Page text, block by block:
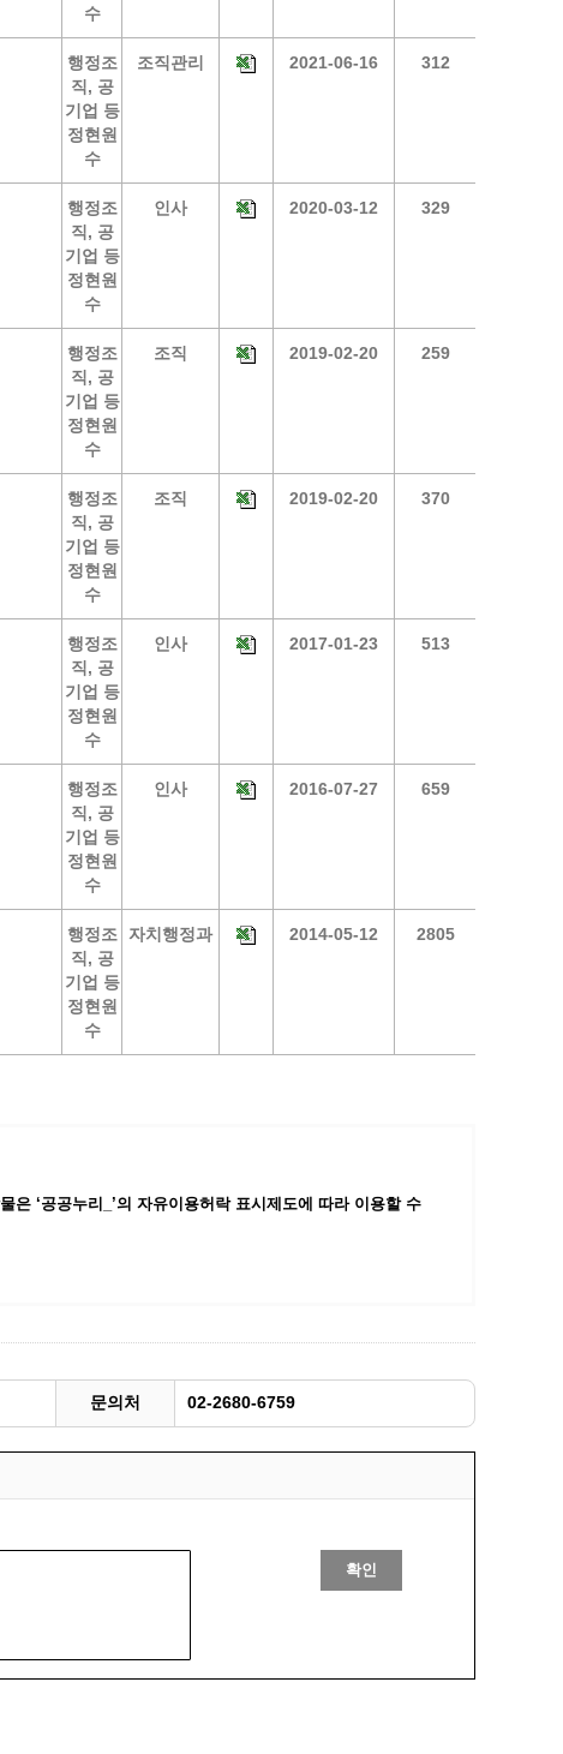
광명동굴딸기 스마트팜 체험프로그램
주말농장신청
수
행정조
직, 공
기업 등
정현원
수
조직관리 2021-06-16 312
행정조
직, 공
기업 등
정현원
수
인사 2020-03-12 329
행정조
직, 공
기업 등
정현원
수
조직 2019-02-20 259
행정조
직, 공
기업 등
정현원
수
조직 2019-02-20 370
행정조
직, 공
기업 등
정현원
수
인사 2017-01-23 513
행정조
직, 공
기업 등
정현원
수
인사 2016-07-27 659
행정조
직, 공
기업 등
정현원
수
자치행정과 2014-05-12 2805
은 ‘공공누리_’의 자유이용허락 표시제도에 따라 이용할 수
문의처 02-2680-6759
확인